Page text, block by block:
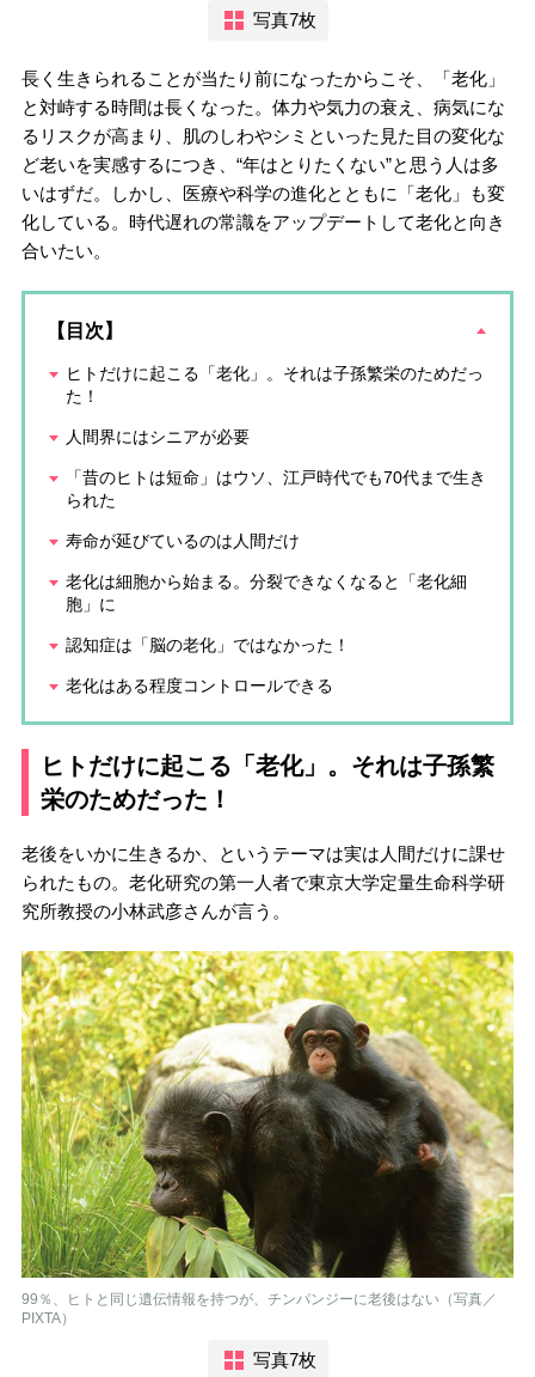
写真7枚
長く生きられることが当たり前になったからこそ、「老化」
と対峙する時間は長くなった。体力や気力の衰え、病気にな
るリスクが高まり、肌のしわやシミといった見た目の変化な
ど老いを実感するにつき、“年はとりたくない”と思う人は多
いはずだ。しかし、医療や科学の進化とともに「老化」も変
化している。時代遅れの常識をアップデートして老化と向き
合いたい。
【目次】
ヒトだけに起こる「老化」。それは子孫繁栄のためだっ
た！
人間界にはシニアが必要
「昔のヒトは短命」はウソ、江戸時代でも70代まで生き
られた
寿命が延びているのは人間だけ
老化は細胞から始まる。分裂できなくなると「老化細
胞」に
認知症は「脳の老化」ではなかった！
老化はある程度コントロールできる
ヒトだけに起こる「老化」。それは子孫繁
栄のためだった！
老後をいかに生きるか、というテーマは実は人間だけに課せ
られたもの。老化研究の第一人者で東京大学定量生命科学研
究所教授の小林武彦さんが言う。
99％、ヒトと同じ遺伝情報を持つが、チンパンジーに老後はない（写真／
PIXTA）
写真7枚